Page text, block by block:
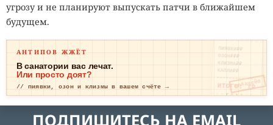
угрозу и не планируют выпускать патчи в ближайшем
будущем.
ПИЯВКИ₽₽
ОЗОН₽₽₽
КЛИЗМА₽₽
КАПЛИ₽₽
ИТОГО: ТР
ЕВОГА
ОПЛАЧЕНО
АНТИПОВ ЖЖЁТ
В санатории вас лечат.
Или просто доят?
// пиявки, озон и клизмы в вашем счёте →
ПОДПИШИТЕСЬ НА EMAIL